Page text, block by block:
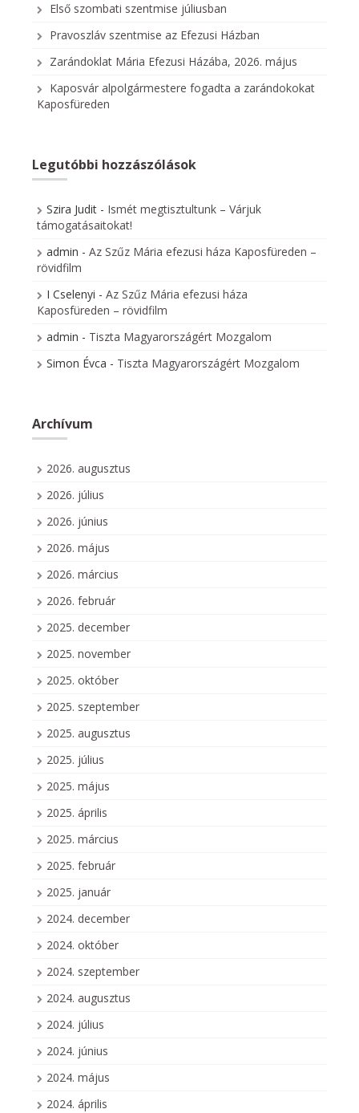
Első szombati szentmise júliusban
Pravoszláv szentmise az Efezusi Házban
Zarándoklat Mária Efezusi Házába, 2026. május
Kaposvár alpolgármestere fogadta a zarándokokat
Kaposfüreden
Legutóbbi hozzászólások
Szira Judit - Ismét megtisztultunk – Várjuk
támogatásaitokat!
admin - Az Szűz Mária efezusi háza Kaposfüreden –
rövidfilm
I Cselenyi - Az Szűz Mária efezusi háza
Kaposfüreden – rövidfilm
admin - Tiszta Magyarországért Mozgalom
Simon Évca - Tiszta Magyarországért Mozgalom
Archívum
2026. augusztus
2026. július
2026. június
2026. május
2026. március
2026. február
2025. december
2025. november
2025. október
2025. szeptember
2025. augusztus
2025. július
2025. május
2025. április
2025. március
2025. február
2025. január
2024. december
2024. október
2024. szeptember
2024. augusztus
2024. július
2024. június
2024. május
2024. április